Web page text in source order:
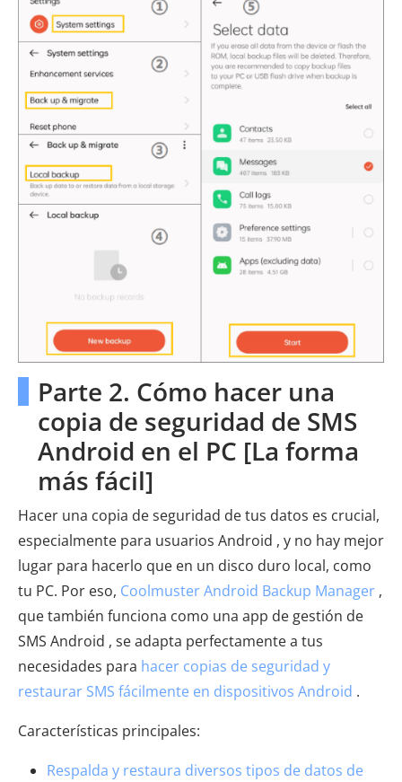
Parte 2. Cómo hacer una
copia de seguridad de SMS
Android en el PC [La forma
más fácil]
Hacer una copia de seguridad de tus datos es crucial,
especialmente para usuarios Android , y no hay mejor
lugar para hacerlo que en un disco duro local, como
tu PC. Por eso, Coolmuster Android Backup Manager ,
que también funciona como una app de gestión de
SMS Android , se adapta perfectamente a tus
necesidades para hacer copias de seguridad y
restaurar SMS fácilmente en dispositivos Android .
Características principales:
Respalda y restaura diversos tipos de datos de